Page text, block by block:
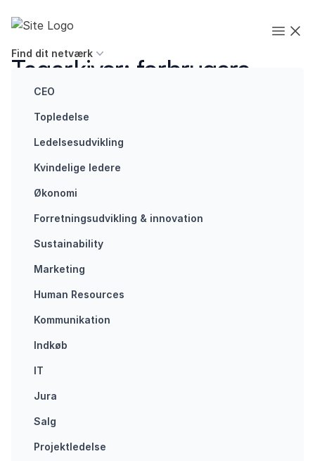
Executives' Global Network
Find dit netværk
CEO
Topledelse
Ledelsesudvikling
Kvindelige ledere
Økonomi
Forretningsudvikling ​& innovation​
Sustainability
Marketing
Human Resources
Kommunikation
Indkøb
IT
Jura
Salg
Projektledelse
Tagarkiver: forbrugere
Brug
eksperimenter
som en
genvej i den
grønne
omstilling
Kunderne
bæredygtige
produkter og
løsninger. Men
den grønne
kompleks og det